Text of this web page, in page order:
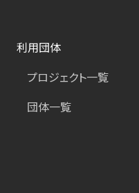
利用団体
プロジェクト一覧
団体一覧